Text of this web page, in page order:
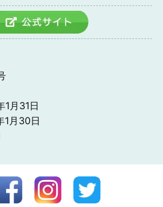
月31日
1月30日